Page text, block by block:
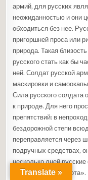
армий, для русских
неожиданностью и они
обходиться без нее.
пригоршней проса или
природа. Такая
русского стать как бы
ней. Солдат русской
маскировки и
Сила русского солдата
к природе. Для него
препятствий: в
бездорожной степи
переправляется через
подручных средствах,
несколько дней
непроходимые болота».
Translate »